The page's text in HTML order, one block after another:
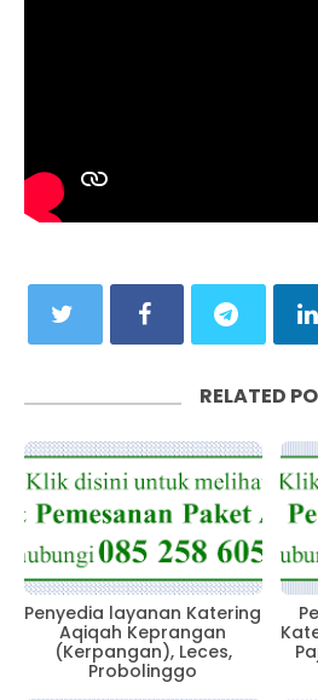
RELATED
Penyedia layanan Katering
Aqiqah Keprangan
(Kerpangan), Leces,
Probolinggo